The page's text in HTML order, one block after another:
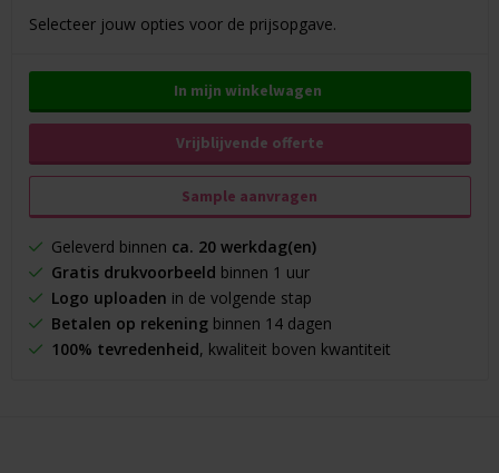
Selecteer jouw opties voor de prijsopgave.
In mijn winkelwagen
Vrijblijvende offerte
Sample aanvragen
Geleverd binnen ca. 20 werkdag(en)
Gratis drukvoorbeeld binnen 1 uur
Logo uploaden in de volgende stap
Betalen op rekeningbinnen 14 dagen
100% tevredenheid, kwaliteit boven kwantiteit